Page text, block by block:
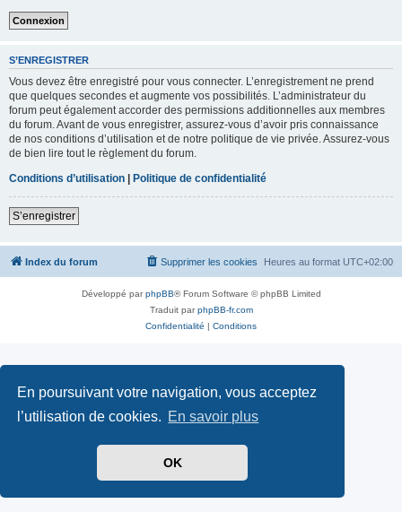
En poursuivant votre navigation, vous acceptez
l’utilisation de cookies. En savoir plus
OK
S’ENREGISTRER
Vous devez être enregistré pour vous connecter. L’enregistrement ne prend
que quelques secondes et augmente vos possibilités. L’administrateur du
forum peut également accorder des permissions additionnelles aux membres
du forum. Avant de vous enregistrer, assurez-vous d’avoir pris connaissance
de nos conditions d’utilisation et de notre politique de vie privée. Assurez-vous
de bien lire tout le règlement du forum.
Conditions d’utilisation | Politique de confidentialité
S’enregistrer
Index du forum Heures au format UTC+02:00
Supprimer les cookies
Développé parphpBB® Forum Software © phpBB Limited
Traduit parphpBB-fr.com
Confidentialité | Conditions